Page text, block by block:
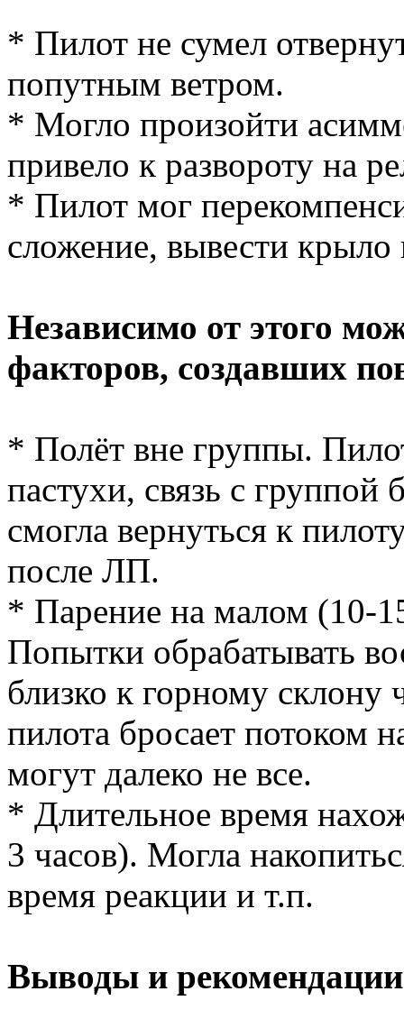
* Пилот не сумел
попутным ветром.
* Могло произойти
привело к развороту на
* Пилот мог
сложение, вывести
Независимо от этого
факторов, создавших
* Полёт вне группы.
пастухи, связь с
смогла вернуться к
после ЛП.
* Парение на малом (10-
Попытки обрабатывать
близко к горному склону
пилота бросает потоком
могут далеко не все.
* Длительное время
3 часов). Могла
время реакции и т.п.
Выводы и